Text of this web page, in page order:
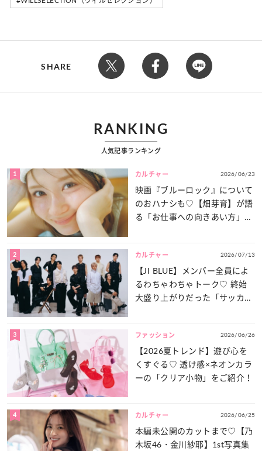
SHARE
RANKING
人気記事ランキング
1 カルチャー 2026/06/23
映画『ブルーロック』について
のおハナシも♡【畑芽育】が語
る「お仕事への向きあい方」と
2 カルチャー 2026/07/13
【JI BLUE】メンバー全員によ
るわちゃわちゃトーク♡ 終始
大盛り上がりだった「サッカー
3 ファッション 2026/06/26
【2026夏トレンド】遊び心を
くすぐる♡ 透け感×ネオンカラ
ーの「クリア小物」をご紹介！
4 カルチャー 2026/06/25
本編未公開のカットまで♡【乃
木坂46・金川紗耶】1st写真集